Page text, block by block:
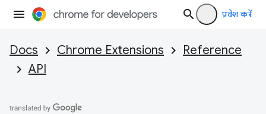
प्रवेश करें
Docs Chrome Extensions
Reference
API